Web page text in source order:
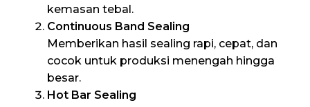
kemasan tebal.
Continuous Band Sealing
Memberikan hasil sealing rapi, cepat, dan
cocok untuk produksi menengah hingga
besar.
Hot Bar Sealing